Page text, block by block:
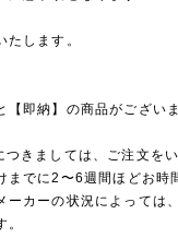
たします。
【即納】の商品がござい
きましては、ご注文を
までに2〜6週間ほどお時
ーカーの状況によっては